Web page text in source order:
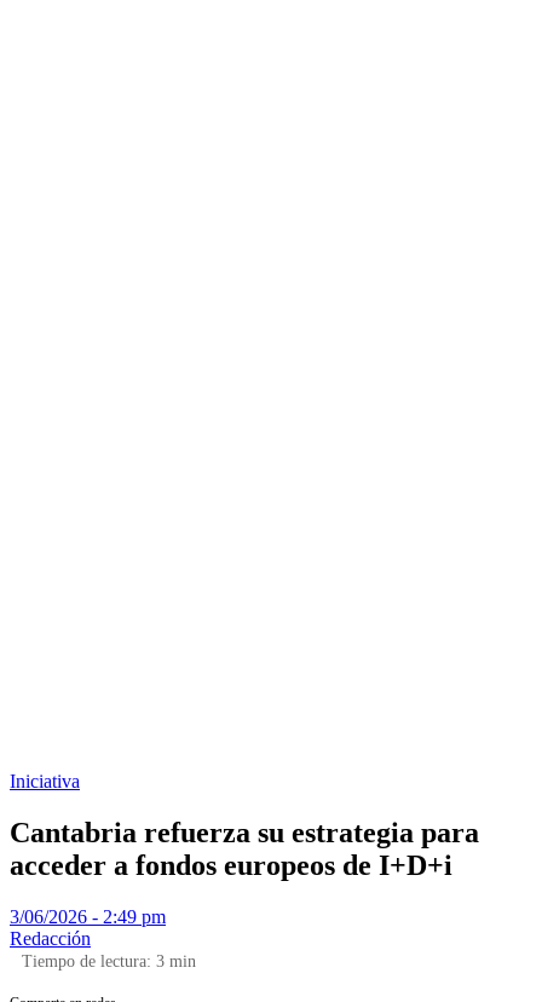
Iniciativa
Cantabria refuerza su estrategia para
acceder a fondos europeos de I+D+i
3/06/2026 - 2:49 pm
Redacción
Tiempo de lectura: 3 min